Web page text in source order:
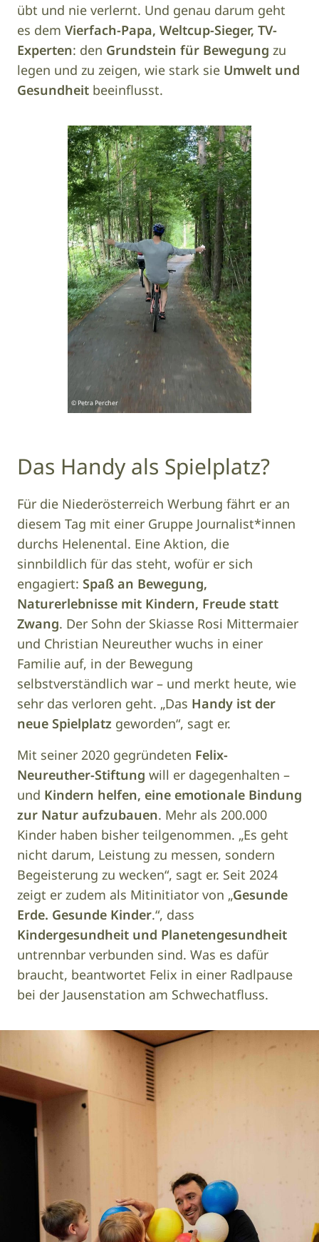
übt und nie verlernt. Und genau darum geht
es dem Vierfach-Papa, Weltcup-Sieger, TV-
Experten: den Grundstein für Bewegung zu
legen und zu zeigen, wie stark sie Umwelt und
Gesundheit beeinflusst.
Image
© Petra Percher
Das Handy als Spielplatz?
Für die Niederösterreich Werbung fährt er an
diesem Tag mit einer Gruppe Journalist*innen
durchs Helenental. Eine Aktion, die
sinnbildlich für das steht, wofür er sich
engagiert: Spaß an Bewegung,
Naturerlebnisse mit Kindern, Freude statt
Zwang. Der Sohn der Skiasse Rosi Mittermaier
und Christian Neureuther wuchs in einer
Familie auf, in der Bewegung
selbstverständlich war – und merkt heute, wie
sehr das verloren geht. „Das Handy ist der
neue Spielplatz geworden“, sagt er.
Mit seiner 2020 gegründeten Felix-
Neureuther-Stiftung will er dagegenhalten –
und Kindern helfen, eine emotionale Bindung
zur Natur aufzubauen. Mehr als 200.000
Kinder haben bisher teilgenommen. „Es geht
nicht darum, Leistung zu messen, sondern
Begeisterung zu wecken“, sagt er. Seit 2024
zeigt er zudem als Mitinitiator von „Gesunde
Erde. Gesunde Kinder.“, dass
Kindergesundheit und Planetengesundheit
untrennbar verbunden sind. Was es dafür
braucht, beantwortet Felix in einer Radlpause
bei der Jausenstation am Schwechatfluss.